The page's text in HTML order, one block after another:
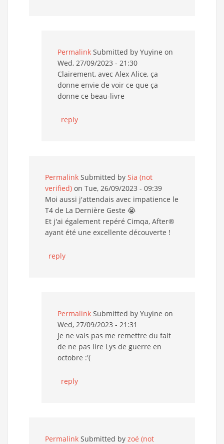
Permalink Submitted by Yuyine on
Wed, 27/09/2023 - 21:30
Clairement, avec Alex Alice, ça
donne envie de voir ce que ça
donne ce beau-livre
reply
Permalink Submitted by Sia (not
verified) on Tue, 26/09/2023 - 09:39
Moi aussi j'attendais avec impatience le
T4 de La Dernière Geste 😭
Et j'ai également repéré Cimqa, After®
ayant été une excellente découverte !
reply
Permalink Submitted by Yuyine on
Wed, 27/09/2023 - 21:31
Je ne vais pas me remettre du fait
de ne pas lire Lys de guerre en
octobre :'(
reply
Permalink Submitted by zoé (not